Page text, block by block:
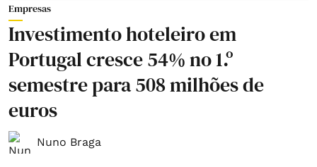
Empresas
Investimento hoteleiro em
Portugal cresce 54% no 1.º
semestre para 508 milhões de
euros
Nuno Braga